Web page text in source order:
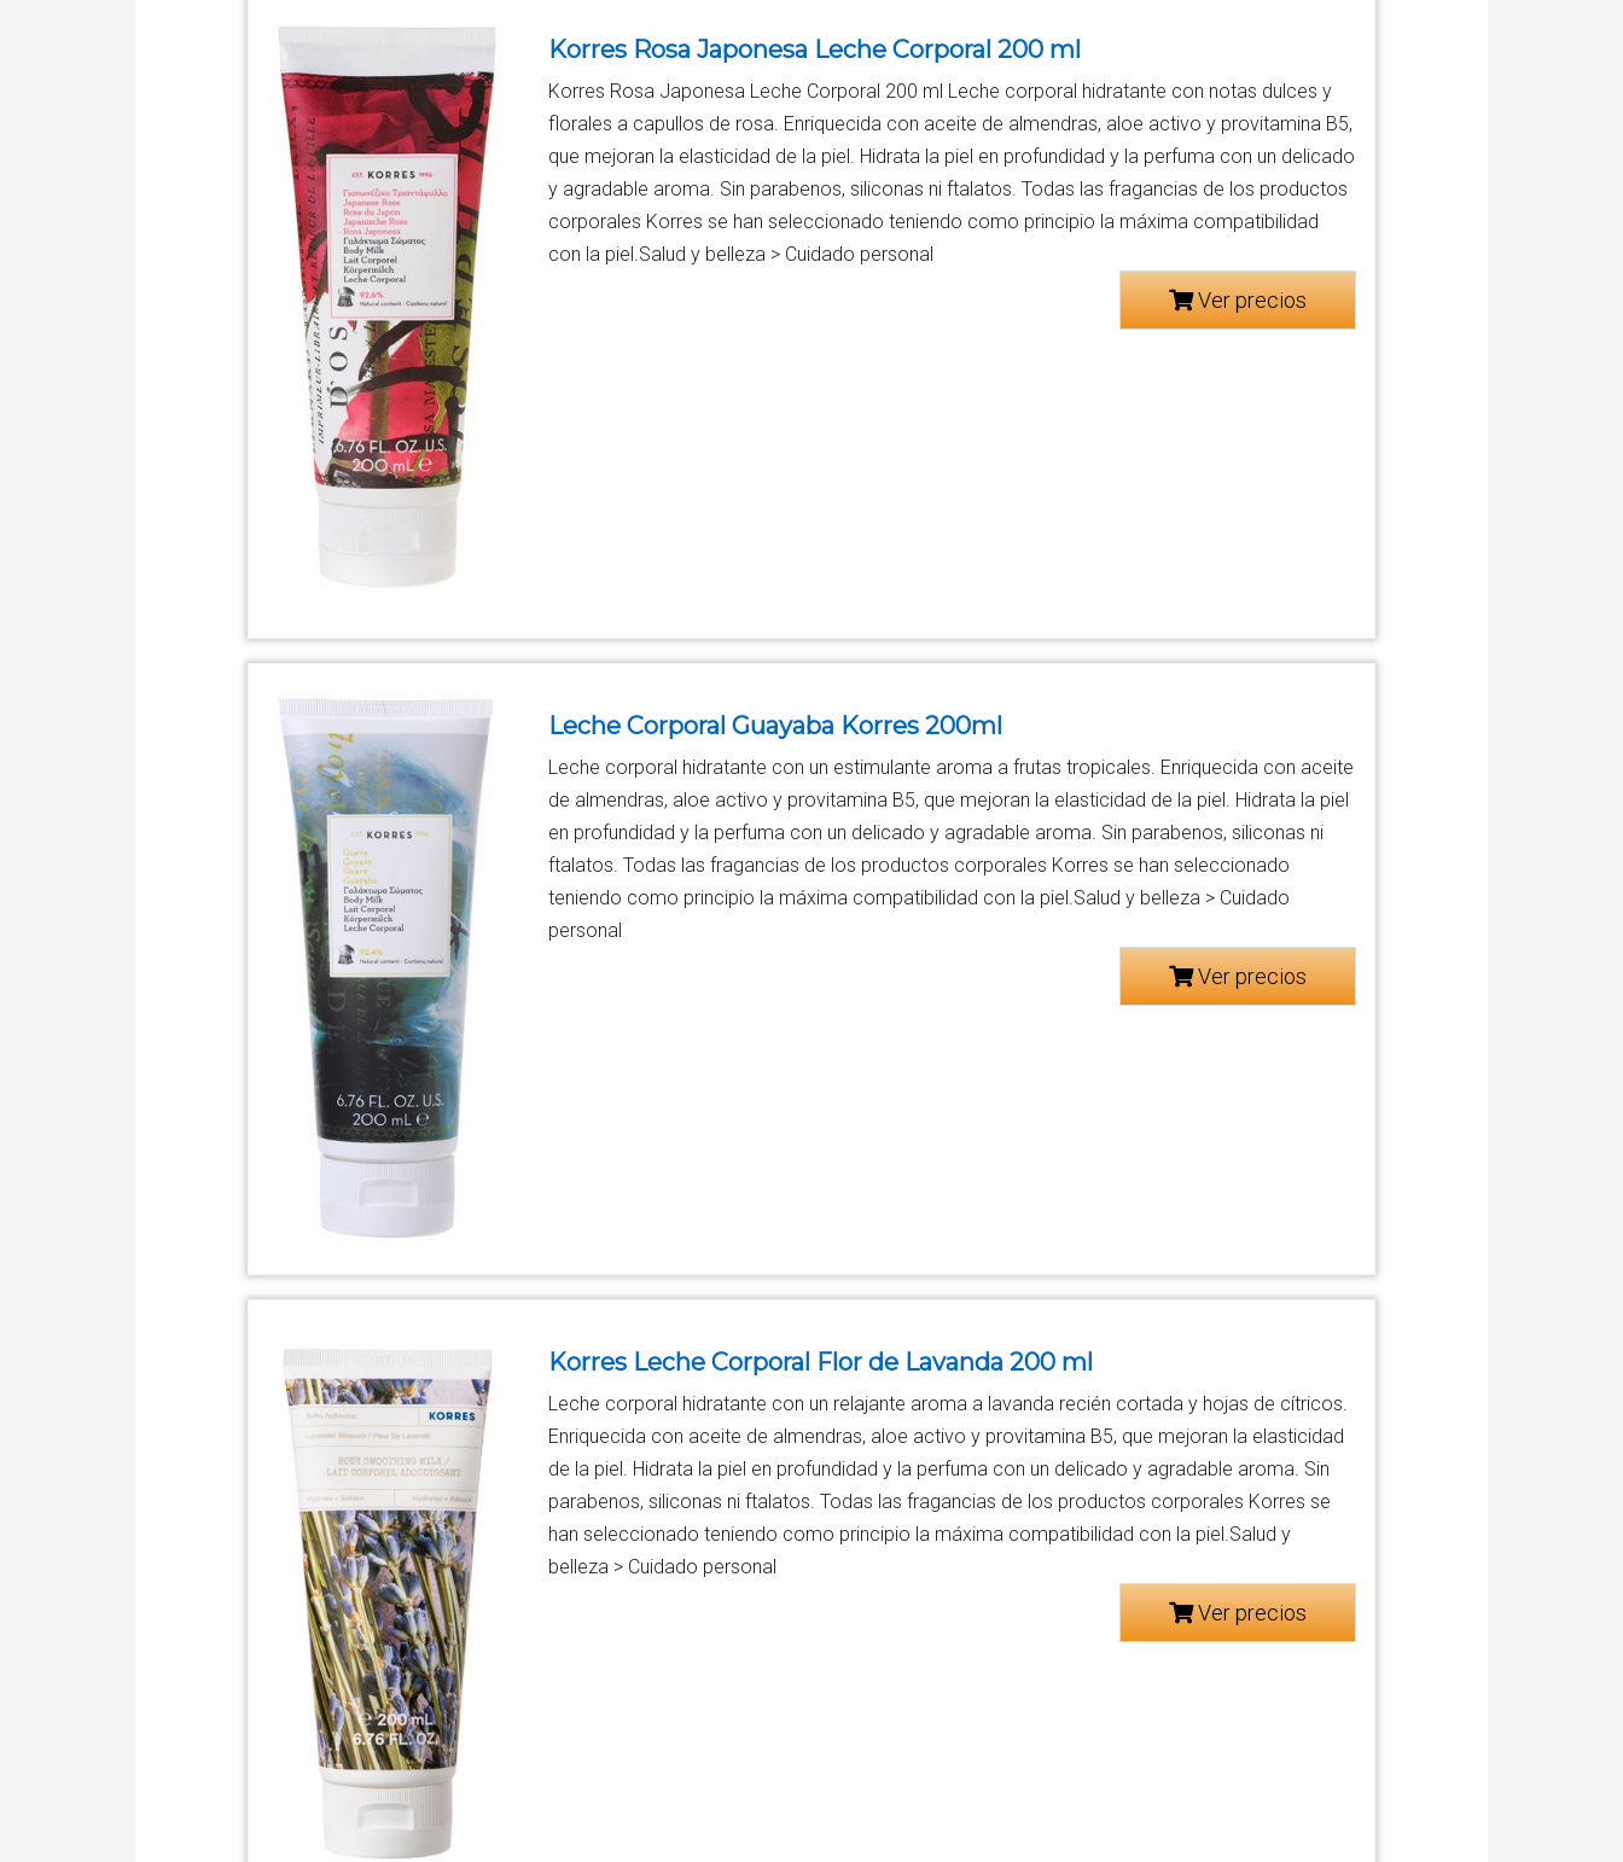
Korres Rosa Japonesa Leche Corporal 200 ml
Korres Rosa Japonesa Leche Corporal 200 ml Leche corporal hidratante con notas dulces y
florales a capullos de rosa. Enriquecida con aceite de almendras, aloe activo y provitamina B5,
que mejoran la elasticidad de la piel. Hidrata la piel en profundidad y la perfuma con un delicado
y agradable aroma. Sin parabenos, siliconas ni ftalatos. Todas las fragancias de los productos
corporales Korres se han seleccionado teniendo como principio la máxima compatibilidad
con la piel.Salud y belleza > Cuidado personal
Ver precios
Leche Corporal Guayaba Korres 200ml
Leche corporal hidratante con un estimulante aroma a frutas tropicales. Enriquecida con aceite
de almendras, aloe activo y provitamina B5, que mejoran la elasticidad de la piel. Hidrata la piel
en profundidad y la perfuma con un delicado y agradable aroma. Sin parabenos, siliconas ni
ftalatos. Todas las fragancias de los productos corporales Korres se han seleccionado
teniendo como principio la máxima compatibilidad con la piel.Salud y belleza > Cuidado
personal
Ver precios
Korres Leche Corporal Flor de Lavanda 200 ml
Leche corporal hidratante con un relajante aroma a lavanda recién cortada y hojas de cítricos.
Enriquecida con aceite de almendras, aloe activo y provitamina B5, que mejoran la elasticidad
de la piel. Hidrata la piel en profundidad y la perfuma con un delicado y agradable aroma. Sin
parabenos, siliconas ni ftalatos. Todas las fragancias de los productos corporales Korres se
han seleccionado teniendo como principio la máxima compatibilidad con la piel.Salud y
belleza > Cuidado personal
Ver precios